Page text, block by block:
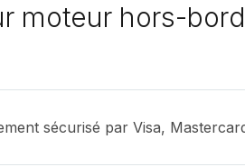
moteur hors-
sécurisé par Visa,